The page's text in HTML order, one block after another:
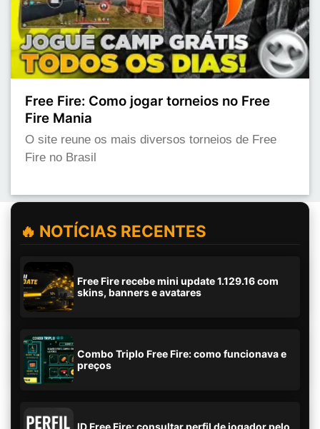
Free Fire: Como jogar torneios no Free
Fire Mania
O site reune os mais diversos torneios de Free
Fire no Brasil
🔥 NOTÍCIAS RECENTES
Free Fire recebe mini update 1.129.16 com
skins, banners e avatares
Combo Triplo Free Fire: como funcionava e
preços
ID Free Fire: consultar perfil de jogador pelo